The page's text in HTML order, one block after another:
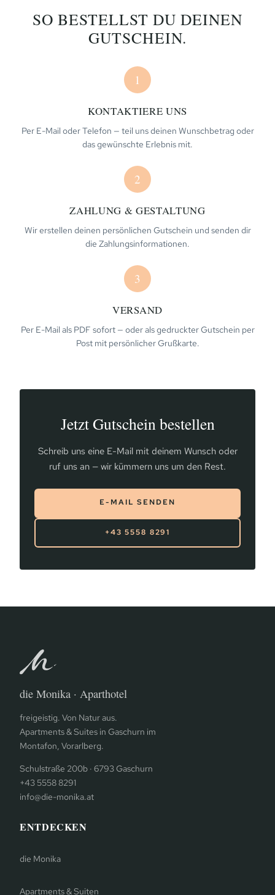
SO BESTELLST DU DEINEN
GUTSCHEIN.
1
KONTAKTIERE UNS
Per E-Mail oder Telefon — teil uns deinen Wunschbetrag oder
das gewünschte Erlebnis mit.
2
ZAHLUNG & GESTALTUNG
Wir erstellen deinen persönlichen Gutschein und senden dir
die Zahlungsinformationen.
3
VERSAND
Per E-Mail als PDF sofort — oder als gedruckter Gutschein per
Post mit persönlicher Grußkarte.
Jetzt Gutschein bestellen
Schreib uns eine E-Mail mit deinem Wunsch oder
ruf uns an — wir kümmern uns um den Rest.
E-MAIL SENDEN
+43 5558 8291
die Monika · Aparthotel
freigeistig. Von Natur aus.
Apartments & Suites in Gaschurn im
Montafon, Vorarlberg.
Schulstraße 200b · 6793 Gaschurn
+43 5558 8291
info@die-monika.at
ENTDECKEN
die Monika
Apartments & Suiten